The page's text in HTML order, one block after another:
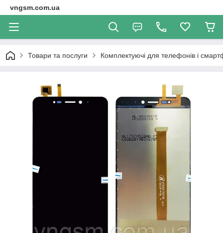
vngsm.com.ua
Товари та послуги Комплектуючі для телефонів і